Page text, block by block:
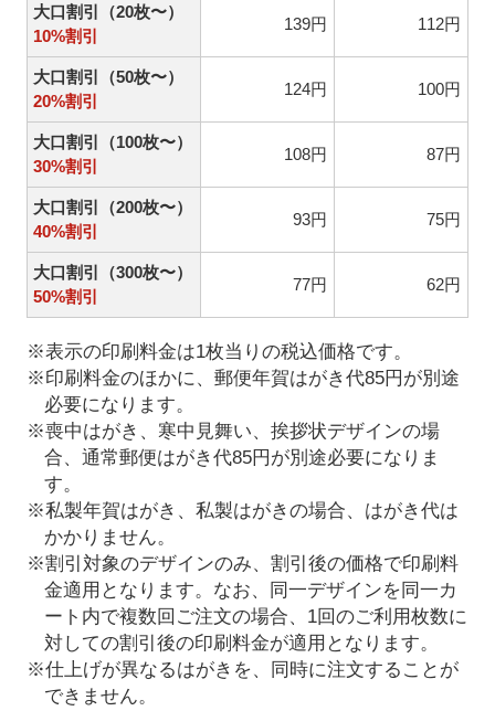
大口割引（20枚〜）
10%割引
139円 112円
大口割引（50枚〜）
20%割引
124円 100円
大口割引（100枚〜）
30%割引
108円 87円
大口割引（200枚〜）
40%割引
93円 75円
大口割引（300枚〜）
50%割引
77円 62円
※表示の印刷料金は1枚当りの税込価格です。
※印刷料金のほかに、郵便年賀はがき代85円が別途
必要になります。
※喪中はがき、寒中見舞い、挨拶状デザインの場
合、通常郵便はがき代85円が別途必要になりま
す。
※私製年賀はがき、私製はがきの場合、はがき代は
かかりません。
※割引対象のデザインのみ、割引後の価格で印刷料
金適用となります。なお、同一デザインを同一カ
ート内で複数回ご注文の場合、1回のご利用枚数に
対しての割引後の印刷料金が適用となります。
※仕上げが異なるはがきを、同時に注文することが
できません。